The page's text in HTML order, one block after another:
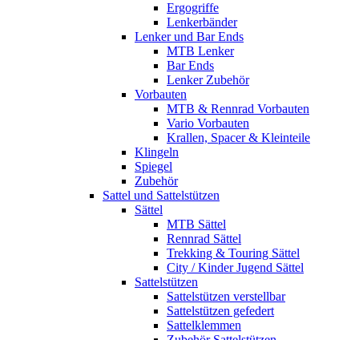
Ergogriffe
Lenkerbänder
Lenker und Bar Ends
MTB Lenker
Bar Ends
Lenker Zubehör
Vorbauten
MTB & Rennrad Vorbauten
Vario Vorbauten
Krallen, Spacer & Kleinteile
Klingeln
Spiegel
Zubehör
Sattel und Sattelstützen
Sättel
MTB Sättel
Rennrad Sättel
Trekking & Touring Sättel
City / Kinder Jugend Sättel
Sattelstützen
Sattelstützen verstellbar
Sattelstützen gefedert
Sattelklemmen